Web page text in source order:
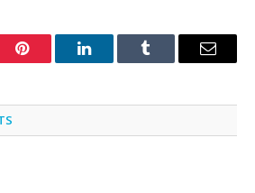
Pinterest LinkedInTumblr
E-